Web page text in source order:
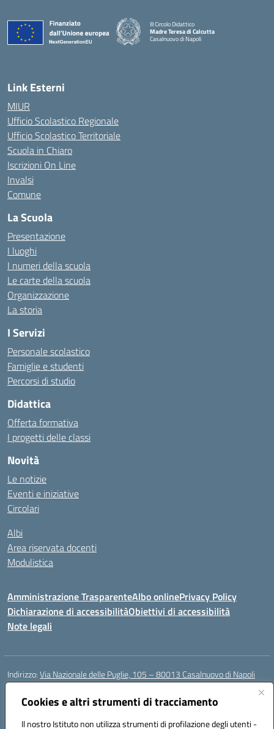
Cookies e altri strumenti di tracciamento
Il nostro Istituto non utilizza strumenti di profilazione degli utenti -
III Circolo Didattico
Madre Teresa di Calcutta
Casalnuovo di Napoli
— Visita la pagina iniziale della scuola
Link Esterni
MIUR
Ufficio Scolastico Regionale
Ufficio Scolastico Territoriale
Scuola in Chiaro
Iscrizioni On Line
Invalsi
Comune
La Scuola
Presentazione
I luoghi
I numeri della scuola
Le carte della scuola
Organizzazione
La storia
I Servizi
Personale scolastico
Famiglie e studenti
Percorsi di studio
Didattica
Offerta formativa
I progetti delle classi
Novità
Le notizie
Eventi e iniziative
Circolari
Albi
Area riservata docenti
Modulistica
Amministrazione TrasparenteAlbo onlinePrivacy Policy
Dichiarazione di accessibilitàObiettivi di accessibilità
Note legali
Indirizzo:Via Nazionale delle Puglie, 105 – 80013 Casalnuovo di Napoli
Centralino:
Email:naee32300a@istruzione.it